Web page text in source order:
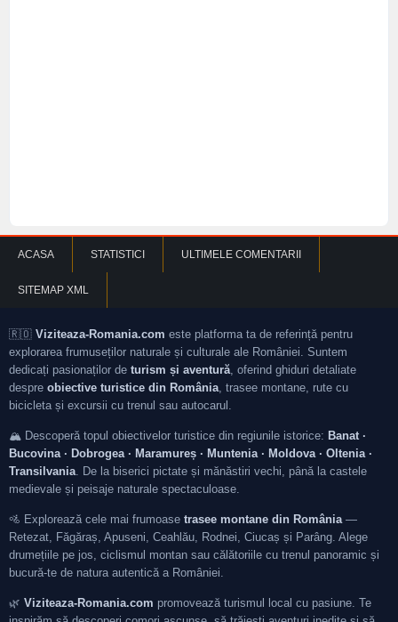
ACASA STATISTICI ULTIMELE COMENTARII
SITEMAP XML
🇷🇴 Viziteaza-Romania.com este platforma ta de referință pentru
explorarea frumuseților naturale și culturale ale României. Suntem
dedicați pasionaților de turism și aventură, oferind ghiduri detaliate
despre obiective turistice din România, trasee montane, rute cu
bicicleta și excursii cu trenul sau autocarul.
🏔️ Descoperă topul obiectivelor turistice din regiunile istorice: Banat ·
Bucovina · Dobrogea · Maramureș · Muntenia · Moldova · Oltenia ·
Transilvania. De la biserici pictate și mănăstiri vechi, până la castele
medievale și peisaje naturale spectaculoase.
🚵 Explorează cele mai frumoase trasee montane din România—
Retezat, Făgăraș, Apuseni, Ceahlău, Rodnei, Ciucaș și Parâng. Alege
drumețiile pe jos, ciclismul montan sau călătoriile cu trenul panoramic și
bucură-te de natura autentică a României.
🌿 Viziteaza-Romania.com promovează turismul local cu pasiune. Te